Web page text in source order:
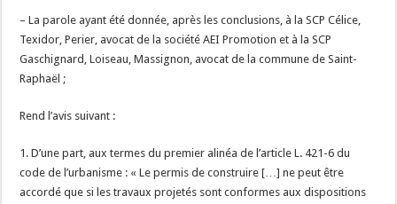
– La parole ayant été donnée, après les conclusions, à la SCP Célice,
Texidor, Perier, avocat de la société AEI Promotion et à la SCP
Gaschignard, Loiseau, Massignon, avocat de la commune de Saint-
Raphaël ;
Rend l’avis suivant :
1. D’une part, aux termes du premier alinéa de l’article L. 421-6 du
code de l’urbanisme : « Le permis de construire […] ne peut être
accordé que si les travaux projetés sont conformes aux dispositions